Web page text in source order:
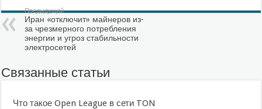
Предыдущий
Иран «отключит» майнеров из-
за чрезмерного потребления
энергии и угроз стабильности
электросетей
Связанные статьи
Что такое Open League в сети TON